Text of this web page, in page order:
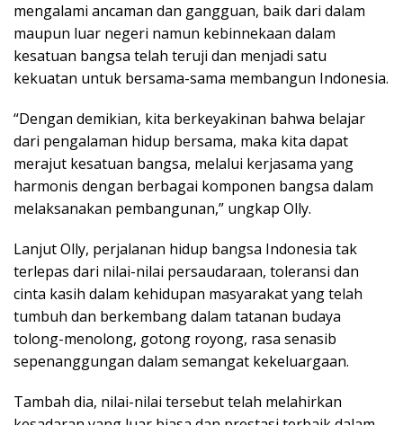
mengalami ancaman dan gangguan, baik dari dalam
maupun luar negeri namun kebinnekaan dalam
kesatuan bangsa telah teruji dan menjadi satu
kekuatan untuk bersama-sama membangun Indonesia.
“Dengan demikian, kita berkeyakinan bahwa belajar
dari pengalaman hidup bersama, maka kita dapat
merajut kesatuan bangsa, melalui kerjasama yang
harmonis dengan berbagai komponen bangsa dalam
melaksanakan pembangunan,” ungkap Olly.
Lanjut Olly, perjalanan hidup bangsa Indonesia tak
terlepas dari nilai-nilai persaudaraan, toleransi dan
cinta kasih dalam kehidupan masyarakat yang telah
tumbuh dan berkembang dalam tatanan budaya
tolong-menolong, gotong royong, rasa senasib
sepenanggungan dalam semangat kekeluargaan.
Tambah dia, nilai-nilai tersebut telah melahirkan